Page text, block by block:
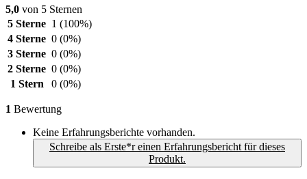
5,0 von 5 Sternen
5 Sterne 1 (100%)
4 Sterne 0 (0%)
3 Sterne 0 (0%)
2 Sterne 0 (0%)
1 Stern
0 (0%)
1 Bewertung
Keine Erfahrungsberichte vorhanden.
Schreibe als Erste*r einen Erfahrungsbericht für dieses
Produkt.